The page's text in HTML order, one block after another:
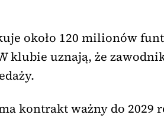
około 120 milionów
klubie uznają, że
kontrakt ważny do 2029